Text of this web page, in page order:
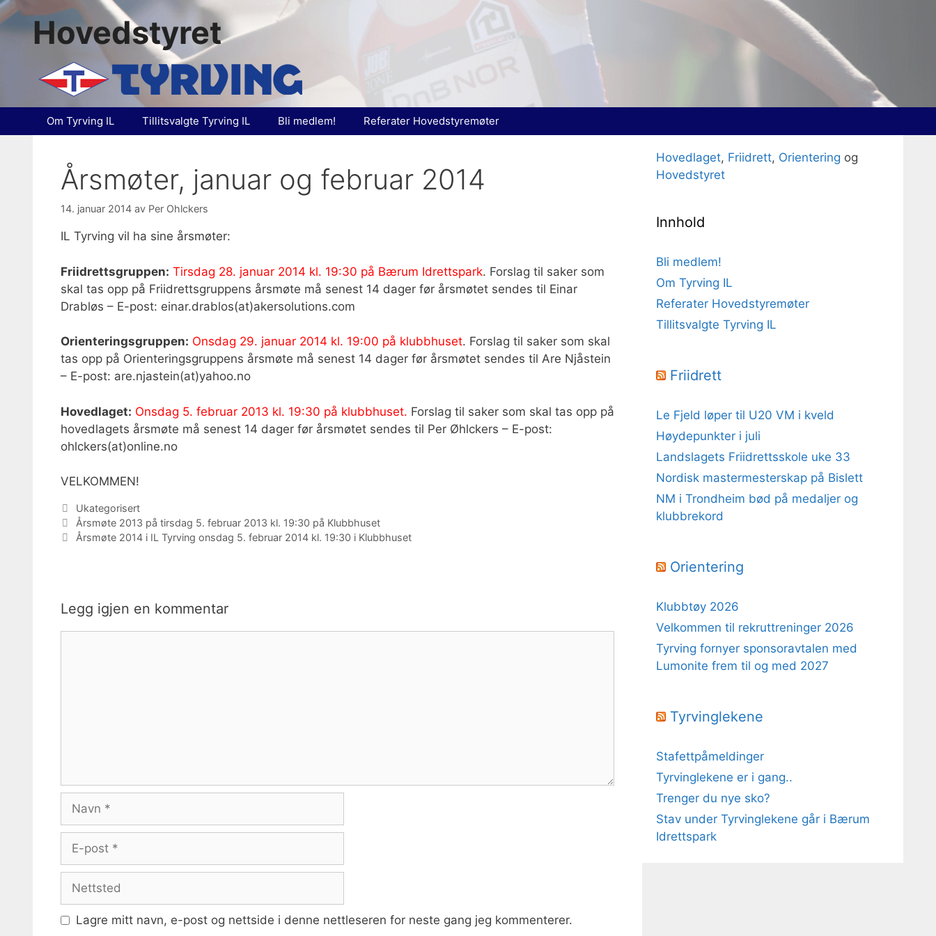
Hopp
til
innholdHovedstyret
Om Tyrving IL Tillitsvalgte Tyrving IL Bli medlem! Referater Hovedstyremøter
Årsmøter, januar og februar 2014
14. januar 2014 av Per Ohlckers
IL Tyrving vil ha sine årsmøter:
Friidrettsgruppen: Tirsdag 28. januar 2014 kl. 19:30 på Bærum Idrettspark. Forslag til saker som
skal tas opp på Friidrettsgruppens årsmøte må senest 14 dager før årsmøtet sendes til Einar
Drabløs – E-post: einar.drablos(at)akersolutions.com
Orienteringsgruppen: Onsdag 29. januar 2014 kl. 19:00 på klubbhuset. Forslag til saker som skal
tas opp på Orienteringsgruppens årsmøte må senest 14 dager før årsmøtet sendes til Are Njåstein
– E-post: are.njastein(at)yahoo.no
Hovedlaget: Onsdag 5. februar 2013 kl. 19:30 på klubbhuset. Forslag til saker som skal tas opp på
hovedlagets årsmøte må senest 14 dager før årsmøtet sendes til Per Øhlckers – E-post:
ohlckers(at)online.no
VELKOMMEN!
Kategorier
Ukategorisert
Årsmøte 2013 på tirsdag 5. februar 2013 kl. 19:30 på Klubbhuset
Årsmøte 2014 i IL Tyrving onsdag 5. februar 2014 kl. 19:30 i Klubbhuset
Legg igjen en kommentar
post
Lagre mitt navn, e-post og nettside i denne nettleseren for neste gang jeg kommenterer.
Hovedlaget, Friidrett, Orientering og
Hovedstyret
Innhold
Bli medlem!
Om Tyrving IL
Referater Hovedstyremøter
Tillitsvalgte Tyrving IL
Friidrett
Le Fjeld løper til U20 VM i kveld
Høydepunkter i juli
Landslagets Friidrettsskole uke 33
Nordisk mastermesterskap på Bislett
NM i Trondheim bød på medaljer og
klubbrekord
Orientering
Klubbtøy 2026
Velkommen til rekruttreninger 2026
Tyrving fornyer sponsoravtalen med
Lumonite frem til og med 2027
Tyrvinglekene
Stafettpåmeldinger
Tyrvinglekene er i gang..
Trenger du nye sko?
Stav under Tyrvinglekene går i Bærum
Idrettspark